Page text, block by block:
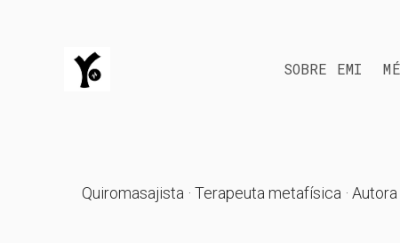
SOBRE EMI
Quiromasajista · Terapeuta metafísica ·